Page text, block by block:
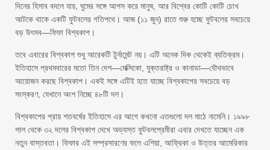
দিনের হিসাব বদলে যায়, ঘুমের সঙ্গে আপস করে মানুষ, আর বিশ্বের কোটি কোটি চোখ
আটকে থাকে একটি ফুটবলের গতিপথে। আজ (১১ জুন) রাতে শুরু হচ্ছে ফুটবলের সবচেয়ে
বড় উৎসব—ফিফা বিশ্বকাপ।
তবে এবারের বিশ্বকাপ শুধু আরেকটি টুর্নামেন্ট নয়। এটি অনেক দিক থেকেই ব্যতিক্রম।
ইতিহাসে প্রথমবারের মতো তিন দেশ—মেক্সিকো, যুক্তরাষ্ট্র ও কানাডা—যৌথভাবে
আয়োজন করছে বিশ্বকাপ। একই সঙ্গে এটিই হতে যাচ্ছে বিশ্বকাপের সবচেয়ে বড়
সংস্করণ, যেখানে অংশ নিচ্ছে ৪৮টি দল।
বিশ্বকাপের প্রায় শতবর্ষের ইতিহাসে এর আগে কখনো এতগুলো দল মাঠে নামেনি। ১৯৯৮
সাল থেকে ৩২ দলের বিশ্বকাপ দেখে অভ্যস্ত ফুটবলপ্রেমীরা এবার দেখতে যাচ্ছেন এক
নতুন বাস্তবতা। ফিফার এই সম্প্রসারণের ফলে এশিয়া, আফ্রিকা ও উত্তর আমেরিকার